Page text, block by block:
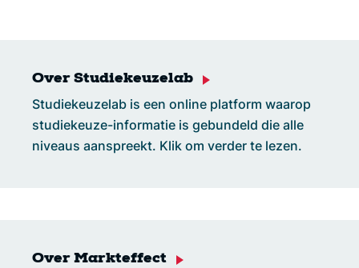
Over Studiekeuzelab
Studiekeuzelab is een online platform waarop
studiekeuze-informatie is gebundeld die alle
niveaus aanspreekt. Klik om verder te lezen.
Over Markteffect